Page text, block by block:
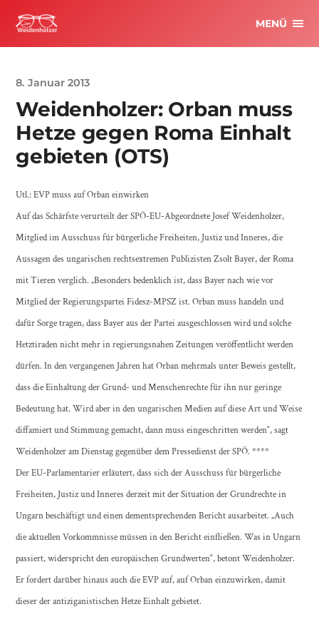
MENÜ
8. Januar 2013
Weidenholzer: Orban muss
Hetze gegen Roma Einhalt
gebieten (OTS)
Utl.: EVP muss auf Orban einwirken
Auf das Schärfste verurteilt der SPÖ-EU-Abgeordnete Josef Weidenholzer,
Mitglied im Ausschuss für bürgerliche Freiheiten, Justiz und Inneres, die
Aussagen des ungarischen rechtsextremen Publizisten Zsolt Bayer, der Roma
mit Tieren verglich. „Besonders bedenklich ist, dass Bayer nach wie vor
Mitglied der Regierungspartei Fidesz-MPSZ ist. Orban muss handeln und
dafür Sorge tragen, dass Bayer aus der Partei ausgeschlossen wird und solche
Hetztiraden nicht mehr in regierungsnahen Zeitungen veröffentlicht werden
dürfen. In den vergangenen Jahren hat Orban mehrmals unter Beweis gestellt,
dass die Einhaltung der Grund- und Menschenrechte für ihn nur geringe
Bedeutung hat. Wird aber in den ungarischen Medien auf diese Art und Weise
diffamiert und Stimmung gemacht, dann muss eingeschritten werden“, sagt
Weidenholzer am Dienstag gegenüber dem Pressedienst der SPÖ. ****
Der EU-Parlamentarier erläutert, dass sich der Ausschuss für bürgerliche
Freiheiten, Justiz und Inneres derzeit mit der Situation der Grundrechte in
Ungarn beschäftigt und einen dementsprechenden Bericht ausarbeitet. „Auch
die aktuellen Vorkommnisse müssen in den Bericht einfließen. Was in Ungarn
passiert, widerspricht den europäischen Grundwerten“, betont Weidenholzer.
Er fordert darüber hinaus auch die EVP auf, auf Orban einzuwirken, damit
dieser der antiziganistischen Hetze Einhalt gebietet.